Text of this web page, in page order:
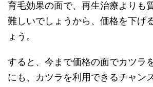
育毛効果の面で、再生治療よりも
難しいでしょうから、価格を下げ
ょう。
すると、今まで価格の面でカツラ
にも、カツラを利用できるチャン